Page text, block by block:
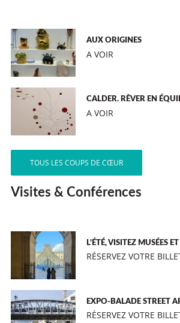
AUX ORIGINES
A VOIR
CALDER. RÊVER EN
A VOIR
TOUS LES COUPS DE CŒUR
Visites & Conférences
L’ÉTÉ, VISITEZ MUSÉES
RÉSERVEZ VOTRE
EXPO-BALADE STREET
RÉSERVEZ VOTRE